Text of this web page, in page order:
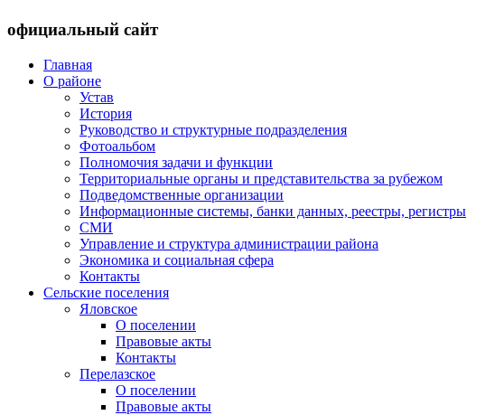
официальный сайт
Главная
О районе
Устав
История
Руководство и структурные подразделения
Фотоальбом
Полномочия задачи и функции
Территориальные органы и представительства за рубежом
Подведомственные организации
Информационные системы, банки данных, реестры, регистры
СМИ
Управление и структура администрации района
Экономика и социальная сфера
Контакты
Сельские поселения
Яловское
О поселении
Правовые акты
Контакты
Перелазское
О поселении
Правовые акты